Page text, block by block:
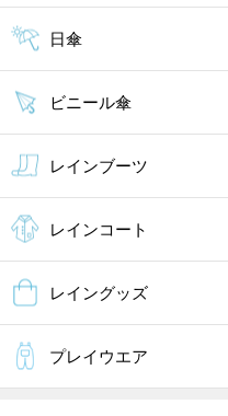
日傘
ビニール傘
レインブーツ
レインコート
レイングッズ
プレイウエア